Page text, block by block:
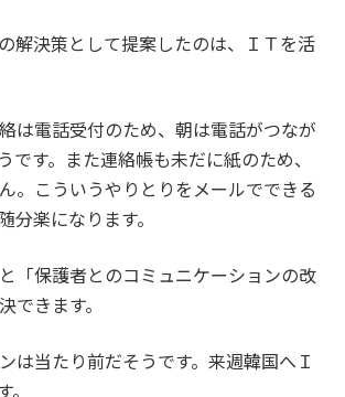
解決策として提案したのは、ＩＴを活
は電話受付のため、朝は電話がつなが
す。また連絡帳も未だに紙のため、
。こういうやりとりをメールでできる
楽になります。
「保護者とのコミュニケーションの改
できます。
は当たり前だそうです。来週韓国へＩ